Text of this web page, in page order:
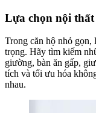
Lựa chọn nội
Trong căn hộ nhỏ gọn,
trọng. Hãy tìm kiếm
giường, bàn ăn gấp,
tích và tối ưu hóa
nhau.